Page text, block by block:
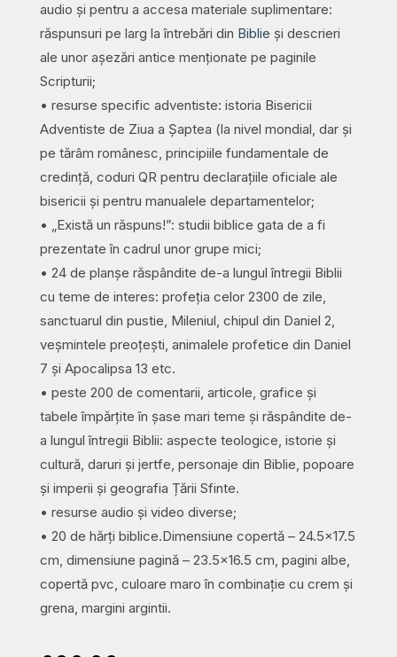
audio și pentru a accesa materiale suplimentare:
răspunsuri pe larg la întrebări din Biblie și descrieri
ale unor așezări antice menționate pe paginile
Scripturii;
• resurse specific adventiste: istoria Bisericii
Adventiste de Ziua a Șaptea (la nivel mondial, dar și
pe tărâm românesc, principiile fundamentale de
credință, coduri QR pentru declarațiile oficiale ale
bisericii și pentru manualele departamentelor;
• „Există un răspuns!”: studii biblice gata de a fi
prezentate în cadrul unor grupe mici;
• 24 de planșe răspândite de-a lungul întregii Biblii
cu teme de interes: profeția celor 2300 de zile,
sanctuarul din pustie, Mileniul, chipul din Daniel 2,
veșmintele preoțești, animalele profetice din Daniel
7 și Apocalipsa 13 etc.
• peste 200 de comentarii, articole, grafice și
tabele împărțite în șase mari teme și răspândite de-
a lungul întregii Biblii: aspecte teologice, istorie și
cultură, daruri și jertfe, personaje din Biblie, popoare
și imperii și geografia Țării Sfinte.
• resurse audio și video diverse;
• 20 de hărți biblice.Dimensiune copertă – 24.5×17.5
cm, dimensiune pagină – 23.5×16.5 cm, pagini albe,
copertă pvc, culoare maro în combinație cu crem și
grena, margini argintii.